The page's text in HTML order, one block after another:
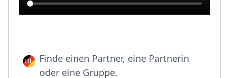
Finde einen Partner, eine Partnerin
oder eine Gruppe.